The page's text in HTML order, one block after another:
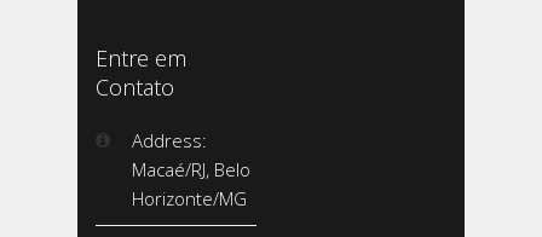
Entre em
Contato
Address:
Macaé/RJ, Belo
Horizonte/MG